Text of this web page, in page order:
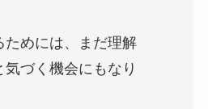
ためには、まだ理解
づく機会にもなり